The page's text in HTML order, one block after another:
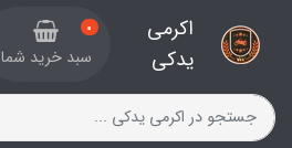
اکرمی
یدکی
0
سبد خرید شما